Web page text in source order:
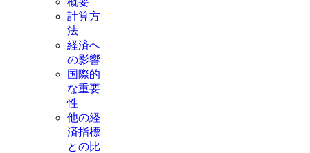
計算方
法
経済へ
の影響
国際的
な重要
性
他の経
済指標
との比